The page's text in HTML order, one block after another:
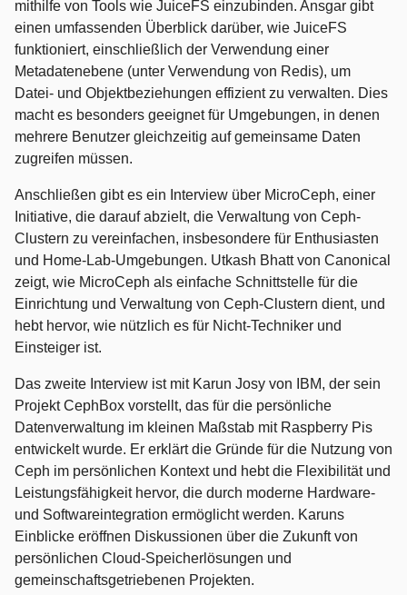
mithilfe von Tools wie JuiceFS einzubinden. Ansgar gibt
einen umfassenden Überblick darüber, wie JuiceFS
funktioniert, einschließlich der Verwendung einer
Metadatenebene (unter Verwendung von Redis), um
Datei- und Objektbeziehungen effizient zu verwalten. Dies
macht es besonders geeignet für Umgebungen, in denen
mehrere Benutzer gleichzeitig auf gemeinsame Daten
zugreifen müssen.
Anschließen gibt es ein Interview über MicroCeph, einer
Initiative, die darauf abzielt, die Verwaltung von Ceph-
Clustern zu vereinfachen, insbesondere für Enthusiasten
und Home-Lab-Umgebungen. Utkash Bhatt von Canonical
zeigt, wie MicroCeph als einfache Schnittstelle für die
Einrichtung und Verwaltung von Ceph-Clustern dient, und
hebt hervor, wie nützlich es für Nicht-Techniker und
Einsteiger ist.
Das zweite Interview ist mit Karun Josy von IBM, der sein
Projekt CephBox vorstellt, das für die persönliche
Datenverwaltung im kleinen Maßstab mit Raspberry Pis
entwickelt wurde. Er erklärt die Gründe für die Nutzung von
Ceph im persönlichen Kontext und hebt die Flexibilität und
Leistungsfähigkeit hervor, die durch moderne Hardware-
und Softwareintegration ermöglicht werden. Karuns
Einblicke eröffnen Diskussionen über die Zukunft von
persönlichen Cloud-Speicherlösungen und
gemeinschaftsgetriebenen Projekten.